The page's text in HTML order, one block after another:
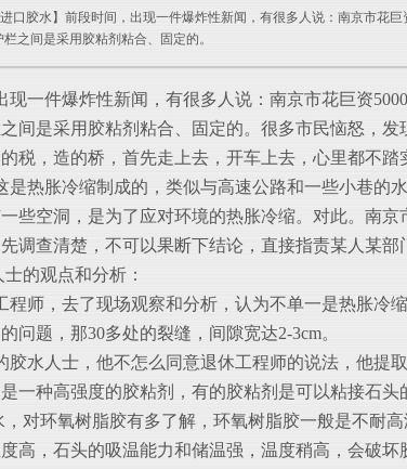
口胶水】前段时间，出现一件爆炸性新闻，有很多人说：南京市花
之间是采用胶粘剂粘合、固定的。
一件爆炸性新闻，有很多人说：南京市花巨资5000
间是采用胶粘剂粘合、固定的。很多市民恼怒，发
税，造的桥，首先走上去，开车上去，心里都不踏
热胀冷缩制成的，类似与高速公路和一些小巷的
些空洞，是为了应对环境的热胀冷缩。对此。南京
调查清楚，不可以果断下结论，直接指责某人某部
的观点和分析：
师，去了现场观察和分析，认为不单一是热胀冷
问题，那30多处的裂缝，间隙宽达2-3cm。
水人士，他不怎么同意退休工程师的说法，他提
一种高强度的胶粘剂，有的胶粘剂是可以粘接石头
，对环氧树脂胶有多了解，环氧树脂胶一般是不耐
高，石头的吸温能力和储温强，温度稍高，会破坏